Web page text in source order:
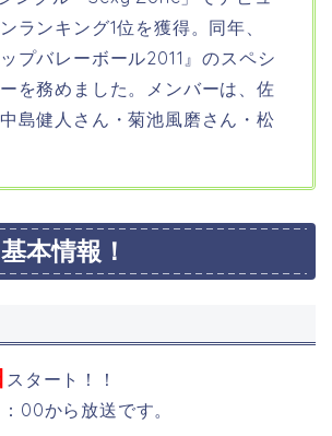
ランキング1位を獲得。同年、
プバレーボール2011』のスペシ
を務めました。メンバーは、佐
島健人さん・菊池風磨さん・松
本情報！
スタート！！
00から放送です。